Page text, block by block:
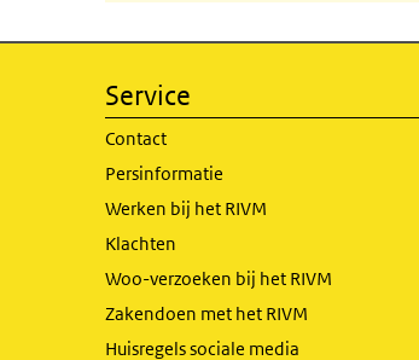
Service
Contact
Persinformatie
Werken bij het RIVM
Klachten
Woo-verzoeken bij het RIVM
Zakendoen met het RIVM
Huisregels sociale media